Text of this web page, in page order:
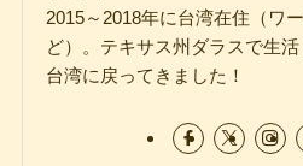
2015～2018年に台湾在住（ワ
ど）。テキサス州ダラスで生
台湾に戻ってきました！